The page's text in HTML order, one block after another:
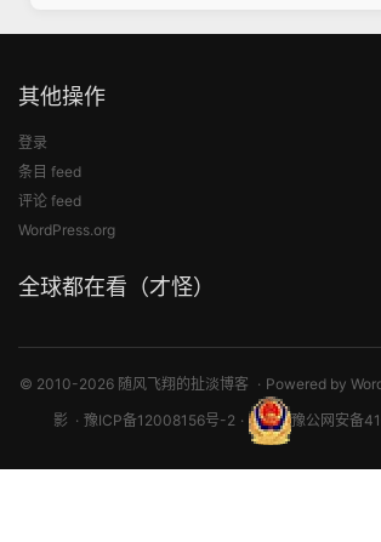
其他操作
登录
条目 feed
评论 feed
WordPress.org
全球都在看（才怪）
© 2010-2026 随风飞翔的扯淡博客 Powered by
影
豫ICP备12008156号-2 豫公网安备